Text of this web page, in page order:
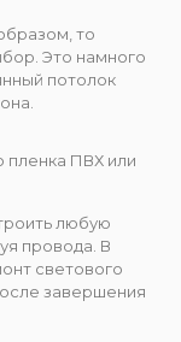
то
Это намного
потолок
пленка ПВХ или
любую
провода. В
светового
завершения